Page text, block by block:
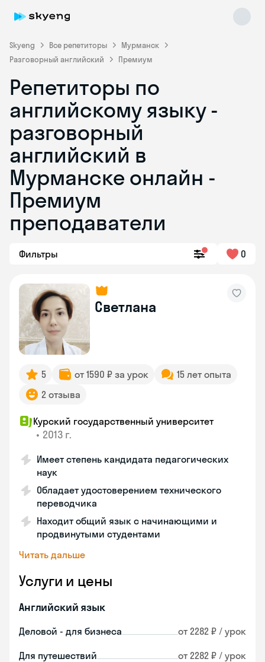
Skyeng Все репетиторы
Мурманск
Разговорный английский
Премиум
Репетиторы по
английскому языку -
разговорный
английский в
Мурманске онлайн -
Премиум
преподаватели
Фильтры 0
Светлана
5 от 1590 ₽ за урок
15 лет опыта
2 отзыва
Курский государственный университет
• 2013 г.
Имеет степень кандидата педагогических
наук
Обладает удостоверением технического
переводчика
Находит общий язык с начинающими и
продвинутыми студентами
Читать дальше
Услуги и цены
Английский язык
Деловой - для бизнеса от 2282 ₽ / урок
Для путешествий от 2282 ₽ / урок
Skyeng Chat